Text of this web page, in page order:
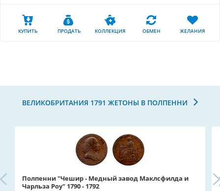
КУПИТЬ ПРОДАТЬ КОЛЛЕКЦИЯ ОБМЕН ЖЕЛАНИЯ
ВЕЛИКОБРИТАНИЯ 1791 ЖЕТОНЫ В ПОЛПЕННИ
Полпенни "Чешир - Медный завод Маклсфилда и
Чарльза Роу" 1790 - 1792